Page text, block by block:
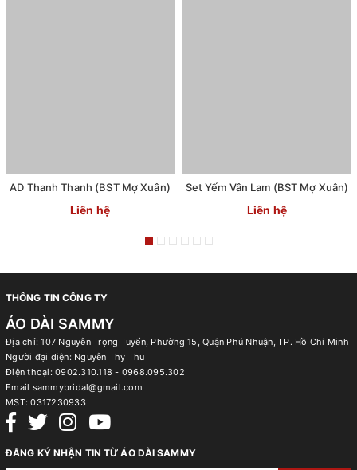
AD Thanh Thanh (BST Mợ Xuân)
Liên hệ
Set Yếm Vân Lam (BST Mợ Xuân)
Liên hệ
THÔNG TIN CÔNG TY
ÁO DÀI SAMMY
Địa chỉ: 107 Nguyễn Trọng Tuyển, Phường 15, Quận Phú Nhuận, TP. Hồ Chí Minh
Người đại diện: Nguyễn Thy Thu
Điện thoại: 0902.310.118 - 0968.095.302
Email sammybridal@gmail.com
MST:0317230933
ĐĂNG KÝ NHẬN TIN TỪ ÁO DÀI SAMMY